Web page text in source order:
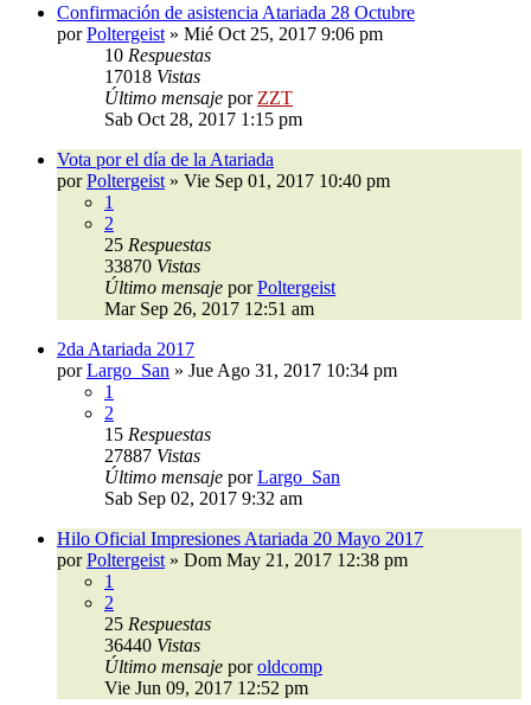
Confirmación de asistencia Atariada 28 Octubre
porPoltergeist » Mié Oct 25, 2017 9:06 pm
10 Respuestas
17018 Vistas
Último mensaje por ZZT
Sab Oct 28, 2017 1:15 pm
Vota por el día de la Atariada
porPoltergeist » Vie Sep 01, 2017 10:40 pm
1
2
25 Respuestas
33870 Vistas
Último mensaje porPoltergeist
Mar Sep 26, 2017 12:51 am
2da Atariada 2017
porLargo_San » Jue Ago 31, 2017 10:34 pm
1
2
15 Respuestas
27887 Vistas
Último mensaje porLargo_San
Sab Sep 02, 2017 9:32 am
Hilo Oficial Impresiones Atariada 20 Mayo 2017
porPoltergeist » Dom May 21, 2017 12:38 pm
1
2
25 Respuestas
36440 Vistas
Último mensaje poroldcomp
Vie Jun 09, 2017 12:52 pm